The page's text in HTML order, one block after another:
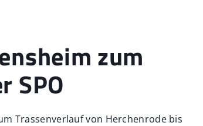
zum
SPO
Trassenverlauf von Herchenrode bis